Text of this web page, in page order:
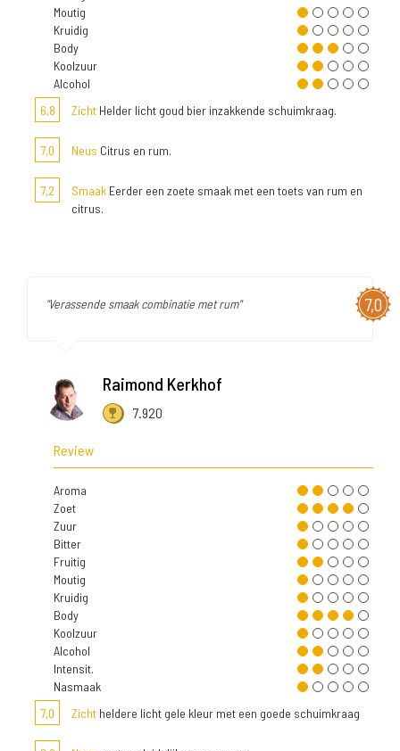
Moutig
Kruidig
Body
Koolzuur
Alcohol
6,8
Zicht Helder licht goud bier inzakkende schuimkraag.
7,0 Neus Citrus en rum.
7,2 Smaak Eerder een zoete smaak met een toets van rum en
citrus.
7,0
"Verassende smaak combinatie met rum"
Raimond Kerkhof
7.920
Review
Aroma
Zoet
Zuur
Bitter
Fruitig
Moutig
Kruidig
Body
Koolzuur
Alcohol
Intensit.
Nasmaak
7,0
Zicht heldere licht gele kleur met een goede schuimkraag